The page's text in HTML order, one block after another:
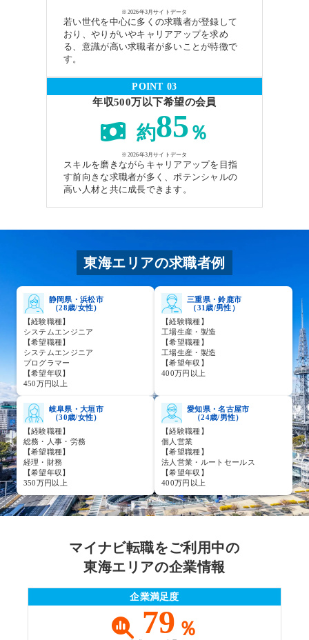
※2026年3月サイトデータ
若い世代を中心に多くの求職者が登録して
おり、やりがいやキャリアアップを求め
る、意識が高い求職者が多いことが特徴で
す。
POINT 03
年収500万以下希望の会員
約85％
※2026年3月サイトデータ
スキルを磨きながらキャリアアップを目指
す前向きな求職者が多く、ポテンシャルの
高い人材と共に成長できます。
東海エリアの求職者例
静岡県・浜松市
（28歳/女性）
【経験職種】
システムエンジニア
【希望職種】
システムエンジニア
プログラマー
【希望年収】
450万円以上
三重県・鈴鹿市
（31歳/男性）
【経験職種】
工場生産・製造
【希望職種】
工場生産・製造
【希望年収】
400万円以上
岐阜県・大垣市
（30歳/女性）
【経験職種】
総務・人事・労務
【希望職種】
経理・財務
【希望年収】
350万円以上
愛知県・名古屋市
（24歳/男性）
【経験職種】
個人営業
【希望職種】
法人営業・ルートセールス
【希望年収】
400万円以上
マイナビ転職をご利用中の
東海エリアの企業情報
企業満足度
79 ％